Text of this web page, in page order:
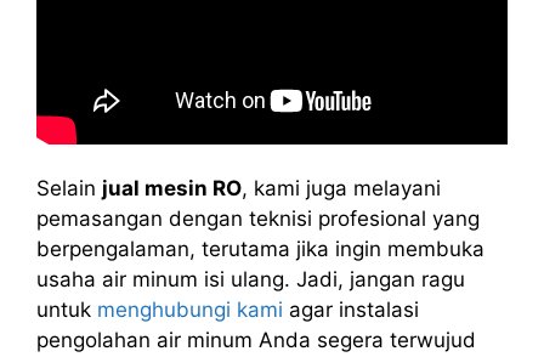
Selain jual mesin RO, kami juga melayani
pemasangan dengan teknisi profesional yang
berpengalaman, terutama jika ingin membuka
usaha air minum isi ulang. Jadi, jangan ragu
untuk menghubungi kami agar instalasi
pengolahan air minum Anda segera terwujud